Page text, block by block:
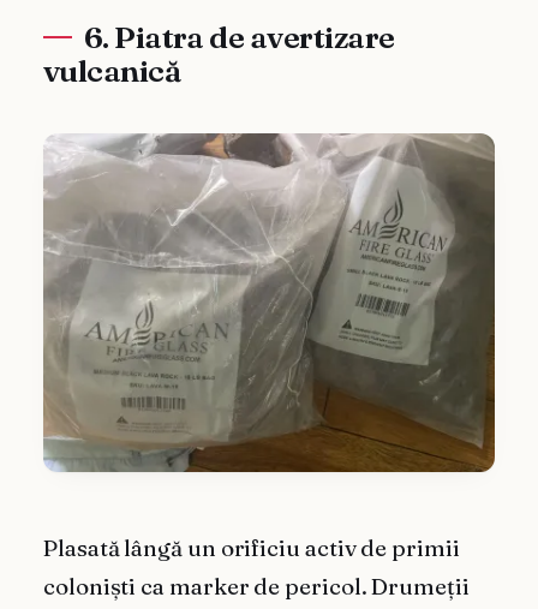
6. Piatra de avertizare
vulcanică
Plasată lângă un orificiu activ de primii
coloniști ca marker de pericol. Drumeții